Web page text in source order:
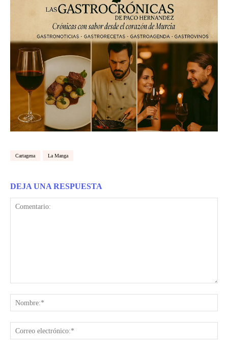
Cartagena La Manga
DEJA UNA RESPUESTA